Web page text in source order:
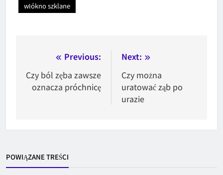
włókno szklane
Nawigacja
wpisu
Previous:
Czy ból zęba zawsze
oznacza próchnicę
Next:
Czy można
uratować ząb po
urazie
POWIĄZANE TREŚCI